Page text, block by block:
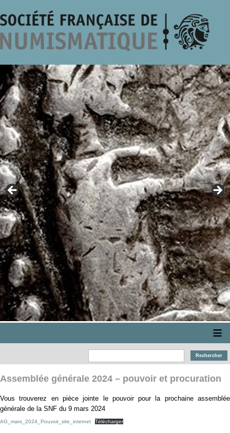
≡
Assemblée générale 2024 – pouvoir et procuration
Vous trouverez en pièce jointe le pouvoir pour la prochaine assemblée
générale de la SNF du 9 mars 2024
AG_mars_2024_Pouvoir_site_internet Télécharger